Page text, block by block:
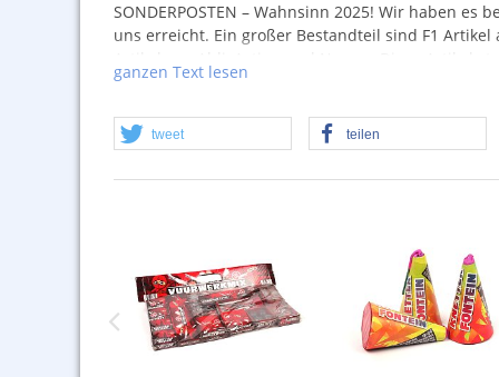
SONDERPOSTEN – Wahnsinn 2025! Wir haben es
uns erreicht. Ein großer Bestandteil sind F1
weitesgehend unbekannt. Der Schwerpunkt liegt
und Inhalte unvollständig sein können. Wir hoffen
Auslieferungszustandes ausreichend
ganzen Text lesen
tweet teilen